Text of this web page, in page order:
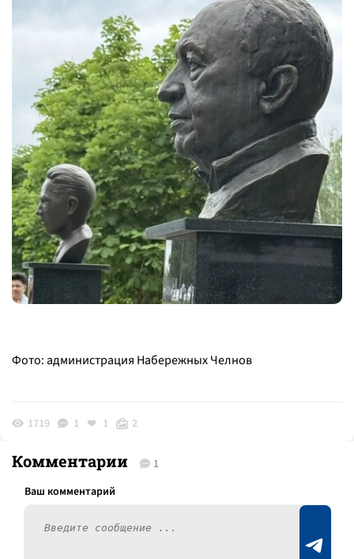
Фото: администрация Набережных Челнов
1719 1 1 2
Комментарии 1